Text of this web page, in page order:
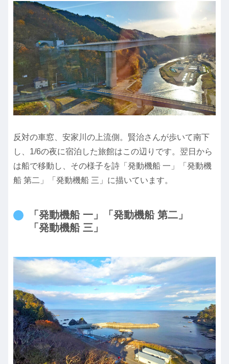
反対の車窓、安家川の上流側。賢治さんが歩いて南下
し、1/6の夜に宿泊した旅館はこの辺りです。翌日から
は船で移動し、その様子を詩「発動機船 一」「発動機
船 第二」「発動機船 三」に描いています。
「発動機船 一」「発動機船 第二」
「発動機船 三」